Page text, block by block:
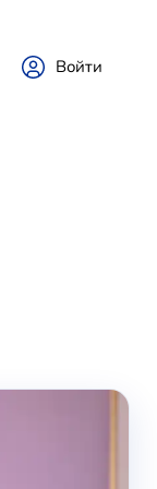
Войти